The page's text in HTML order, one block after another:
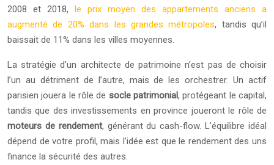
2008 et 2018, le prix moyen des appartements anciens a
augmenté de 20% dans les grandes métropoles, tandis qu’il
baissait de 11% dans les villes moyennes.
La stratégie d’un architecte de patrimoine n’est pas de choisir
l’un au détriment de l’autre, mais de les orchestrer. Un actif
parisien jouera le rôle de socle patrimonial, protégeant le capital,
tandis que des investissements en province joueront le rôle de
moteurs de rendement, générant du cash-flow. L’équilibre idéal
dépend de votre profil, mais l’idée est que le rendement des uns
finance la sécurité des autres.